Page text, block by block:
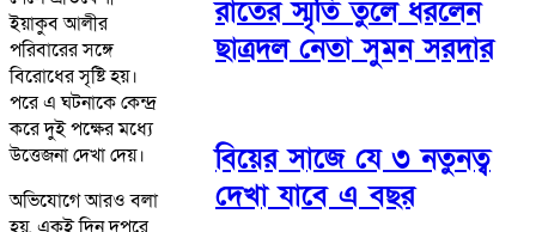
ইয়াকুব আলীর
পরিবারের সঙ্গে
বিরোধের সৃষ্টি হয়।
পরে এ ঘটনাকে কেন্দ্র
করে দুই পক্ষের মধ্যে
উত্তেজনা দেখা দেয়।
অভিযোগে আরও বলা
রাতের স্মৃতি তুলে ধরলেন
ছাত্রদল নেতা সুমন সরদার
বিয়ের সাজে যে ৩ নতুনত্ব
দেখা যাবে এ বছর